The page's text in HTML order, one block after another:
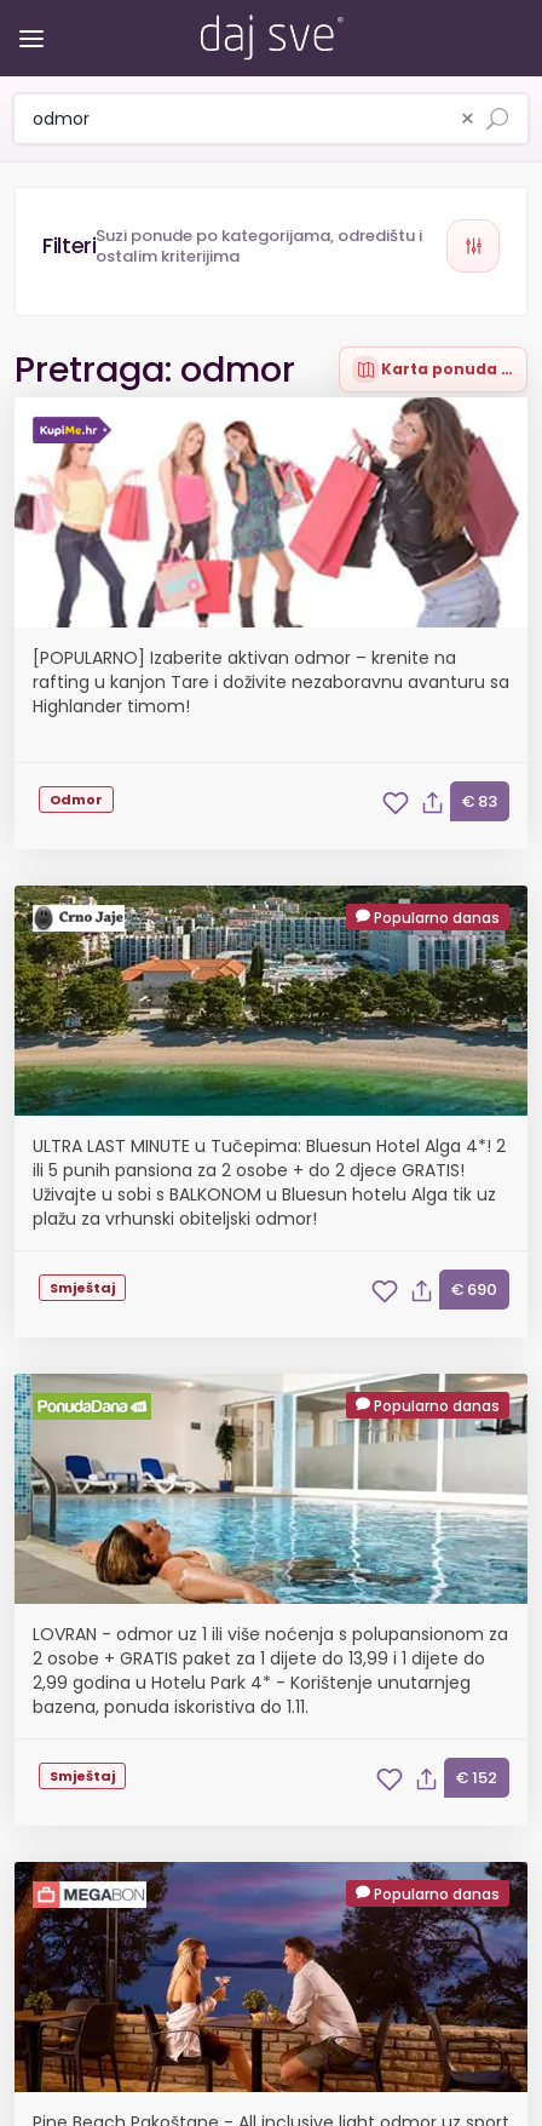
×
Suzi ponude po kategorijama, odredištu i
ostalim kriterijima
Pretraga: odmor Karta ponuda (100)
[POPULARNO] Izaberite aktivan odmor – krenite na
rafting u kanjon Tare i doživite nezaboravnu avanturu sa
Highlander timom!
Odmor € 83
Popularno danas
ULTRA LAST MINUTE u Tučepima: Bluesun Hotel Alga 4*! 2
ili 5 punih pansiona za 2 osobe + do 2 djece GRATIS!
Uživajte u sobi s BALKONOM u Bluesun hotelu Alga tik uz
plažu za vrhunski obiteljski odmor!
Smještaj € 690
Popularno danas
LOVRAN - odmor uz 1 ili više noćenja s polupansionom za
2 osobe + GRATIS paket za 1 dijete do 13,99 i 1 dijete do
2,99 godina u Hotelu Park 4* - Korištenje unutarnjeg
bazena, ponuda iskoristiva do 1.11.
Smještaj € 152
Popularno danas